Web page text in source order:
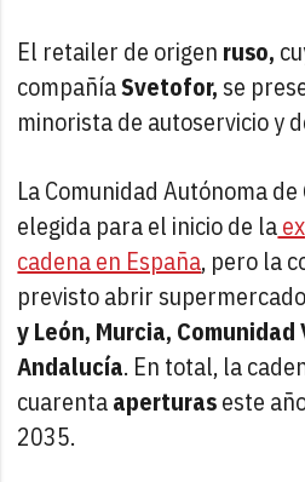
El retailer de origen ruso,
compañíaSvetofor, se
minorista de autoservicio y
La Comunidad Autónoma de
elegida para el inicio de la
cadena en España, pero la
previsto abrir
y León, Murcia, Comunidad
Andalucía. En total, la
cuarentaaperturaseste
2035.